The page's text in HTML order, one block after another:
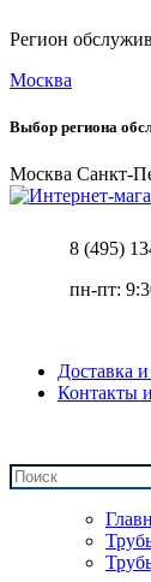
Регион
Москва
Выбор региона
Москва Санкт-
8 (495)
пн-пт:
Доставка
Контакты